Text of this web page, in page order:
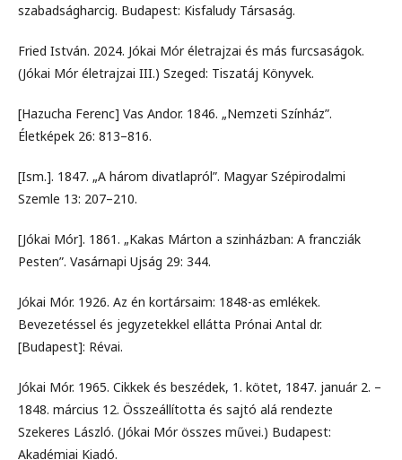
szabadságharcig. Budapest: Kisfaludy Társaság.
Fried István. 2024. Jókai Mór életrajzai és más furcsaságok.
(Jókai Mór életrajzai III.) Szeged: Tiszatáj Könyvek.
[Hazucha Ferenc] Vas Andor. 1846. „Nemzeti Színház”.
Életképek 26: 813–816.
[Ism.]. 1847. „A három divatlapról”. Magyar Szépirodalmi
Szemle 13: 207–210.
[Jókai Mór]. 1861. „Kakas Márton a szinházban: A francziák
Pesten”. Vasárnapi Ujság 29: 344.
Jókai Mór. 1926. Az én kortársaim: 1848-as emlékek.
Bevezetéssel és jegyzetekkel ellátta Prónai Antal dr.
[Budapest]: Révai.
Jókai Mór. 1965. Cikkek és beszédek, 1. kötet, 1847. január 2. –
1848. március 12. Összeállította és sajtó alá rendezte
Szekeres László. (Jókai Mór összes művei.) Budapest:
Akadémiai Kiadó.